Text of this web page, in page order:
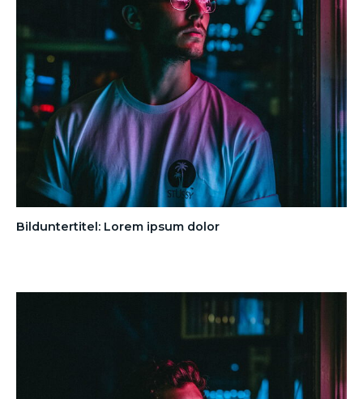
Bilduntertitel: Lorem ipsum dolor